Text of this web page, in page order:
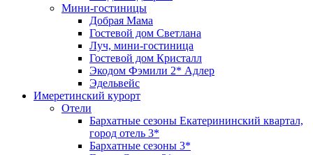
Мини-гостиницы
Добрая Мама
Гостевой дом Светлана
Луч, мини-гостиница
Гостевой дом Кристалл
Экодом Фэмили 2* Адлер
Эдельвейс
Имеретинский курорт
Отели
Бархатные сезоны Екатерининский квартал,
город отель 3*
Бархатные сезоны 3*